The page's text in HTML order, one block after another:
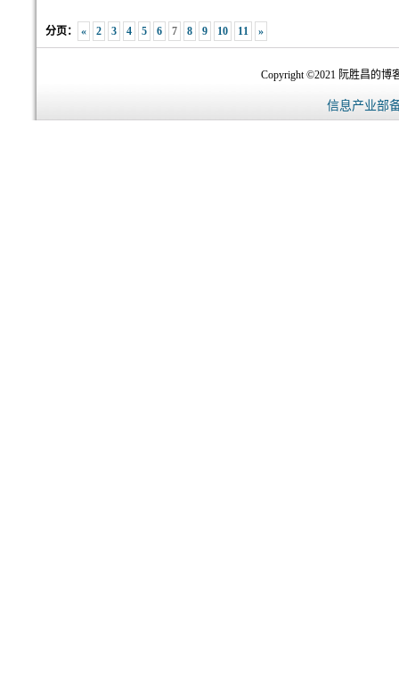
分页： « 2 3 4 5 6 7 8 9 10 11 »
Copyright ©2021 阮胜昌的博
信息产业部